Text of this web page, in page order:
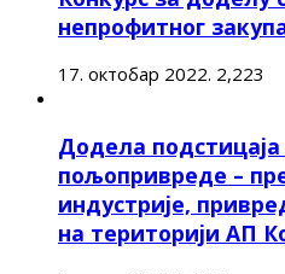
непрофитног
17. октобар 2022. 2,223
Додела
пољопривреде –
индустрије,
на територији АП